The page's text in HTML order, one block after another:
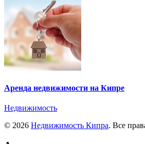
Аренда недвижимости на Кипре
Недвижимость
© 2026 Недвижимость Кипра. Все